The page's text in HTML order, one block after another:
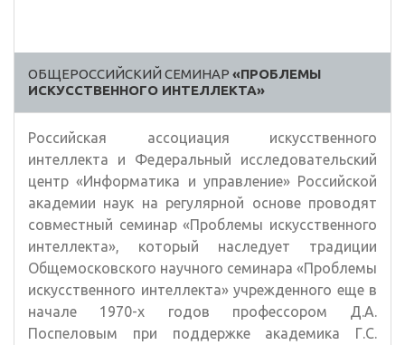
ОБЩЕРОССИЙСКИЙ СЕМИНАР «ПРОБЛЕМЫ
ИСКУССТВЕННОГО ИНТЕЛЛЕКТА»
Российская ассоциация искусственного
интеллекта и Федеральный исследовательский
центр «Информатика и управление» Российской
академии наук на регулярной основе проводят
совместный семинар «Проблемы искусственного
интеллекта», который наследует традиции
Общемосковского научного семинара «Проблемы
искусственного интеллекта» учрежденного еще в
начале 1970-х годов профессором Д.А.
Поспеловым при поддержке академика Г.С.